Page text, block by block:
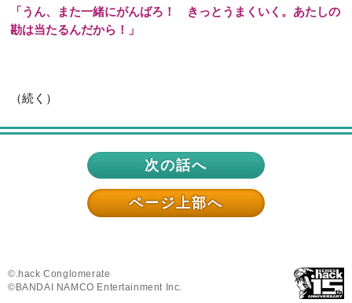
「うん、また一緒にがんばろ！ きっとうまくいく。あたしの
勘は当たるんだから！」
（続く）
次の話へ
ページ上部へ
©.hack Conglomerate
©BANDAI NAMCO Entertainment Inc.